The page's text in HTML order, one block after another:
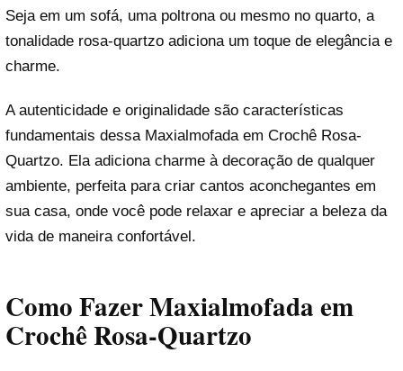
Seja em um sofá, uma poltrona ou mesmo no quarto, a
tonalidade rosa-quartzo adiciona um toque de elegância e
charme.
A autenticidade e originalidade são características
fundamentais dessa Maxialmofada em Crochê Rosa-
Quartzo. Ela adiciona charme à decoração de qualquer
ambiente, perfeita para criar cantos aconchegantes em
sua casa, onde você pode relaxar e apreciar a beleza da
vida de maneira confortável.
Como Fazer Maxialmofada em
Crochê Rosa-Quartzo